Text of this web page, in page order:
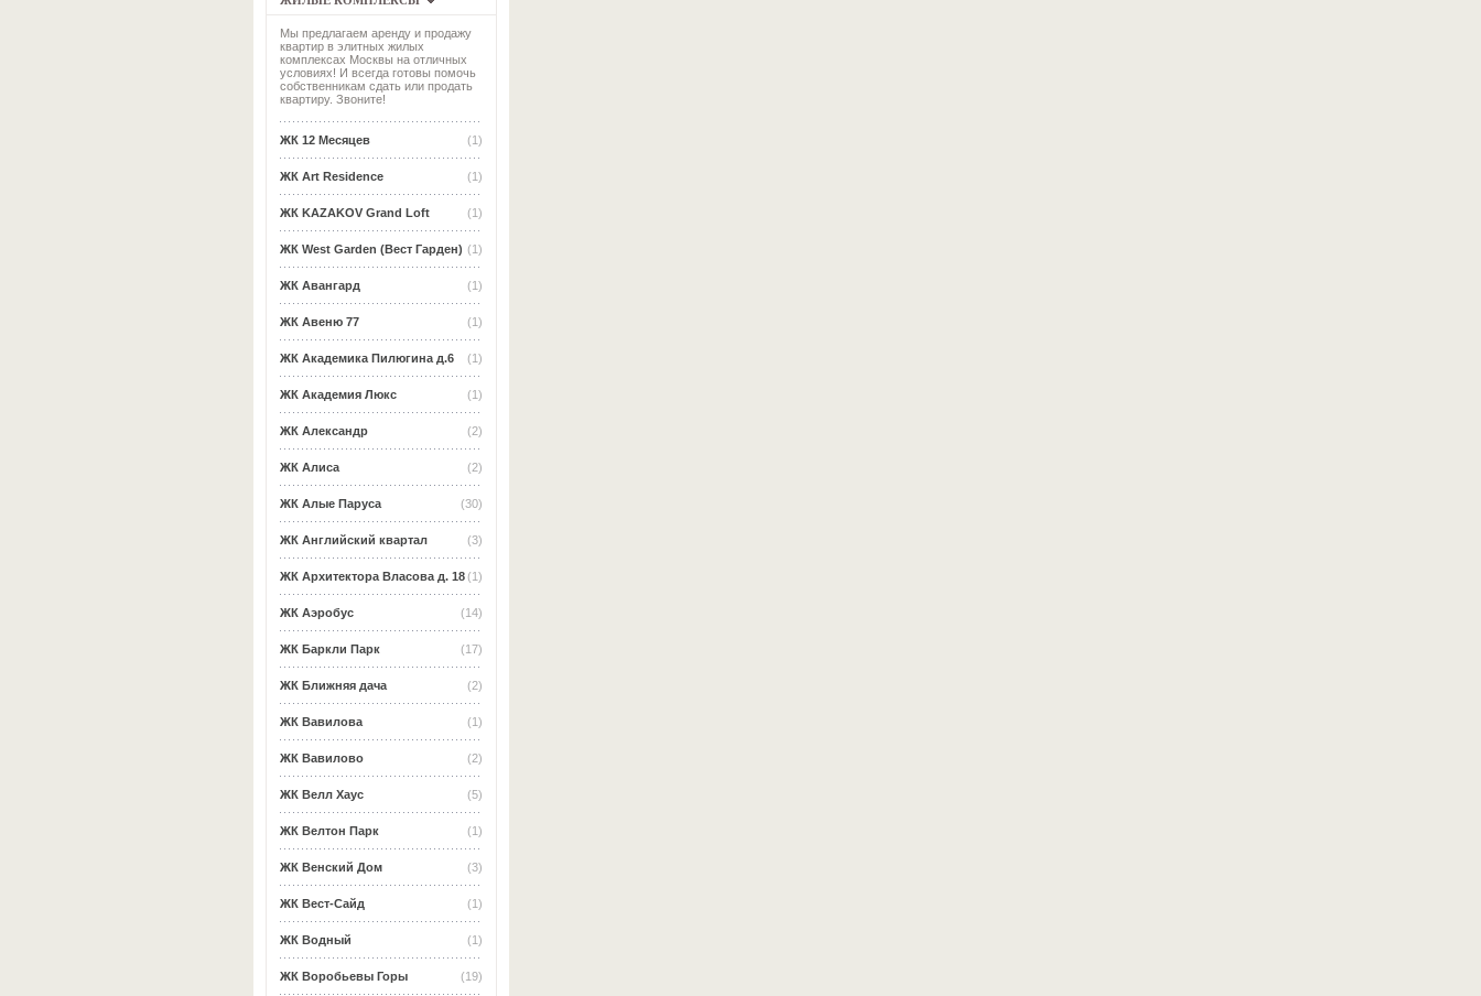
Мы предлагаем аренду и продажу
квартир в элитных жилых
комплексах Москвы на отличных
условиях! И всегда готовы помочь
собственникам сдать или продать
квартиру. Звоните!
(1)
ЖК 12 Месяцев
(1)
ЖК Art Residence
(1)
ЖК KAZAKOV Grand Loft
(1)
ЖК West Garden (Вест Гарден)
(1)
ЖК Авангард
(1)
ЖК Авеню 77
(1)
ЖК Академика Пилюгина д.6
(1)
ЖК Академия Люкс
(2)
ЖК Александр
(2)
ЖК Алиса
(30)
ЖК Алые Паруса
(3)
ЖК Английский квартал
(1)
ЖК Архитектора Власова д. 18
(14)
ЖК Аэробус
(17)
ЖК Баркли Парк
(2)
ЖК Ближняя дача
(1)
ЖК Вавилова
(2)
ЖК Вавилово
(5)
ЖК Велл Хаус
(1)
ЖК Велтон Парк
(3)
ЖК Венский Дом
(1)
ЖК Вест-Сайд
(1)
ЖК Водный
(19)
ЖК Воробьевы Горы